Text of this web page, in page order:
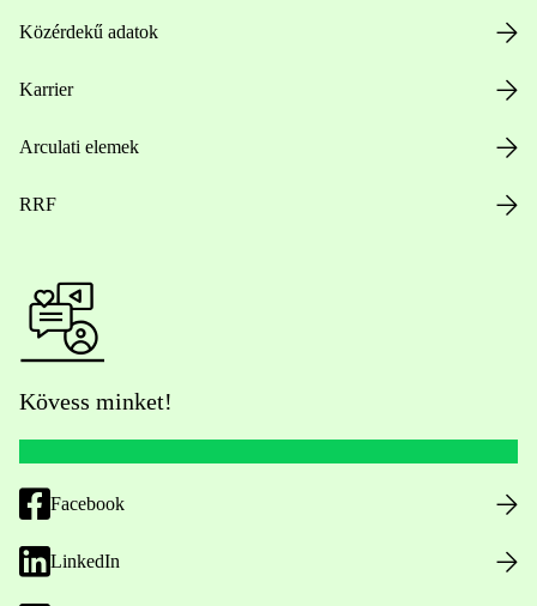
Közérdekű adatok
Karrier
Arculati elemek
RRF
Kövess minket!
Facebook
LinkedIn